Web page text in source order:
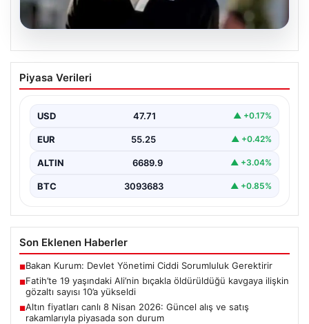
Fatih’te 19 yaşındaki Ali’nin bıçakla
öldürüldüğü kavgaya ilişkin gözaltı
Piyasa Verileri
USD 47.71 ▲ +0.17%
EUR 55.25 ▲ +0.42%
ALTIN 6689.9 ▲ +3.04%
BTC 3093683 ▲ +0.85%
Son Eklenen Haberler
■Bakan Kurum: Devlet Yönetimi Ciddi Sorumluluk Gerektirir
■Fatih’te 19 yaşındaki Ali’nin bıçakla öldürüldüğü kavgaya ilişkin
gözaltı sayısı 10’a yükseldi
■Altın fiyatları canlı 8 Nisan 2026: Güncel alış ve satış
rakamlarıyla piyasada son durum